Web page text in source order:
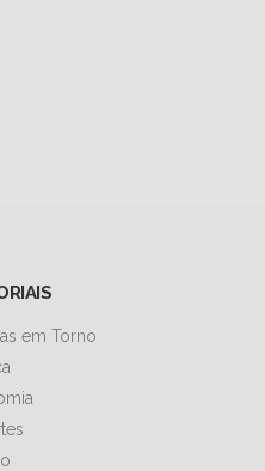
em Torno